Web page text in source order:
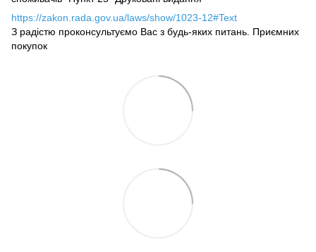
https://zakon.rada.gov.ua/laws/show/1023-12#Text
З радістю проконсультуємо Вас з будь-яких питань. Приємних
покупок